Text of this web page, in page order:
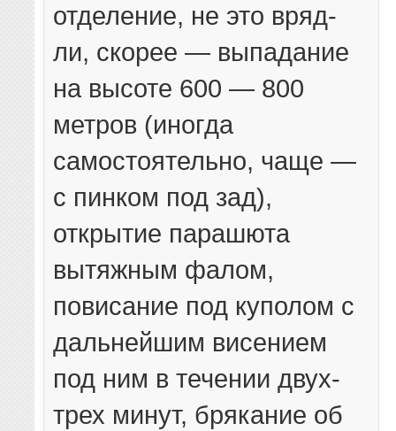
отделение, не это вряд-
ли, скорее — выпадание
на высоте 600 — 800
метров (иногда
самостоятельно, чаще —
с пинком под зад),
открытие парашюта
вытяжным фалом,
повисание под куполом с
дальнейшим висением
под ним в течении двух-
трех минут, брякание об